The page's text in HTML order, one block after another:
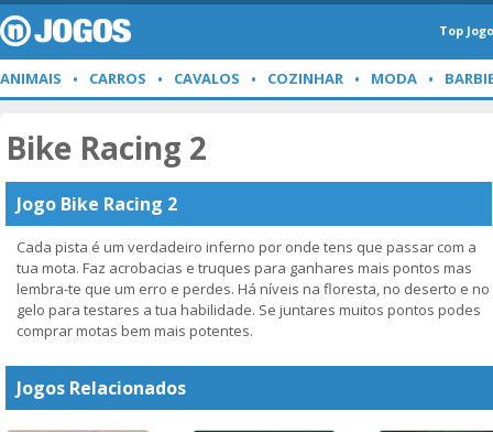
Top
ANIMAIS CARROS CAVALOS COZINHAR MODA
Bike Racing 2
Jogo Bike Racing 2
Cada pista é um verdadeiro inferno por onde tens que passar com a
tua mota. Faz acrobacias e truques para ganhares mais pontos mas
lembra-te que um erro e perdes. Há níveis na floresta, no deserto e no
gelo para testares a tua habilidade. Se juntares muitos pontos podes
comprar motas bem mais potentes.
Jogos Relacionados